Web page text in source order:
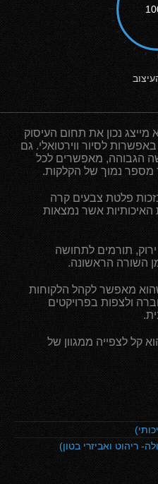
נכון את תחום העיסוק
לסיור ווירטואלי. גם
הגבוהה, מאפשרים לכל
מספר נמוך של הקלקות.
פלטת צבעים קרה
אשר נמצאות
ירוק, תורמים לתחושה
השורה הראשונה.
מאפשר לקהל הלקוחות
ולצפות בפרויקטים
קל לצפייה ממגוון של
ריהוט ואביזרי בטון)